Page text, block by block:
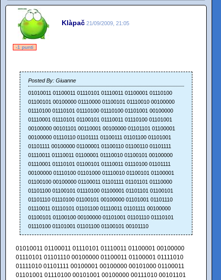
Klàpač 21/09/2009, 21:05
-1 punti
Posted By: Giuanne
01010011 01100011 01110101 01110011 01100001 01110100
01100101 00100000 01110000 01100101 01110010 00100000
01110100 01110101 01110100 01110100 01101001 00100000
01110001 01110101 01100101 01110011 01110100 01101001
00100000 00101101 00110001 00100000 01101101 01100001
00100000 01110110 01101111 01100111 01101100 01101001
01101111 00100000 01100001 01100110 01100110 01101111
01110011 01110011 01100001 01110010 01100101 00100000
01110001 01110101 01100101 01110011 01110100 01101111
00100000 01110100 01101000 01110010 01100101 01100001
01100100 00100000 01100011 01101111 01101101 01110000
01101100 01100101 01110100 01100001 01101101 01100101
01101110 01110100 01100101 00100000 01101001 01101110
01110011 01110101 01101100 01110011 01101111 00100000
01100101 01100100 00100000 01101001 01101110 01110101
01110100 01101001 01101100 01100101 00101110
01010011 01100011 01110101 01110011 01100001 00100000
01110101 01101110 00100000 01100011 01100001 01111010
01111010 01101111 00100001 00100000 00101000 01100011
01101001 01110100 00101001 00100000 00111010 00101101